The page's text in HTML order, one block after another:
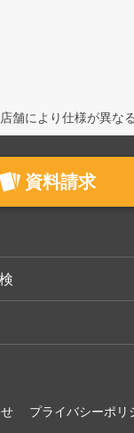
により仕様が異なる
資料請求
プライバシーポリ